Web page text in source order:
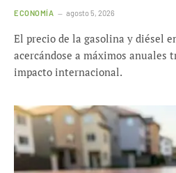
ECONOMÍA agosto 5, 2026
El precio de la gasolina y diésel
acercándose a máximos anuales
impacto internacional.